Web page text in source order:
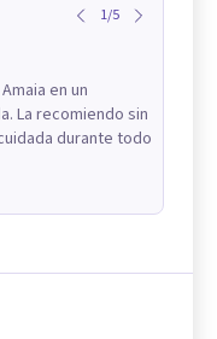
1/5
en un
La recomiendo sin
durante todo